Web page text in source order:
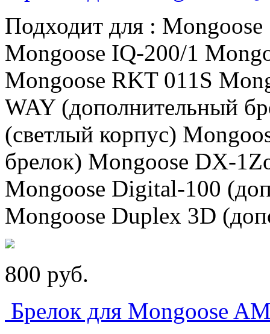
Подходит для :
Mongoose IQ-200/1
Mongoose RKT 011S
WAY (дополнительный
(светлый корпус)
брелок) Mongoose DX-
Mongoose Digital-100
Mongoose Duplex 3D
800 pуб.
Брелок для Mongoose